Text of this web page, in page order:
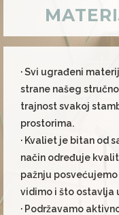
· Svi ugrađeni
strane našeg
trajnost svakoj
prostorima.
· Kvaliet je bitan od
način određuje
pažnju
vidimo i što ostavlja
· Podržavamo